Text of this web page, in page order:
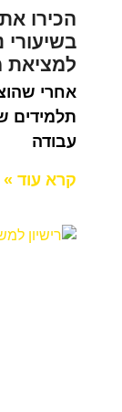
הכירו
למציאת
אחרי
תלמידים
עבודה
קרא עוד »